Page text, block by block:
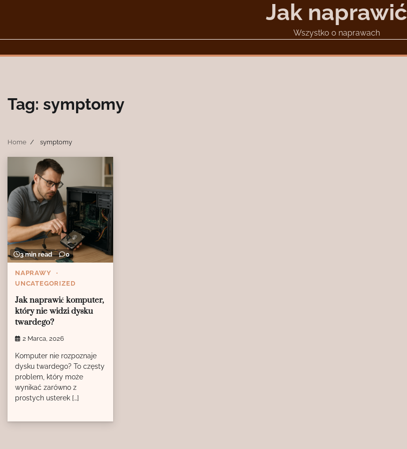
Jak naprawić
Wszystko o naprawach
Tag: symptomy
Home symptomy
3 min read 0
NAPRAWY
UNCATEGORIZED
Jak naprawić komputer,
który nie widzi dysku
twardego?
2 Marca, 2026
Komputer nie rozpoznaje
dysku twardego? To częsty
problem, który może
wynikać zarówno z
prostych usterek […]